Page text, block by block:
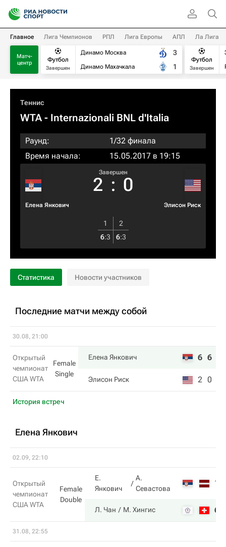
Главное Лига Чемпионов РПЛ Лига Европы АПЛ Ла Лига
Матч-
центр
Футбол
Завершен
Динамо Москва
Динамо Махачкала
3
1
Футбол
Завершен
Теннис
WTA- Internazionali BNL d'Italia
Раунд:
1/32 финала
Время начала:
15.05.2017 в 19:15
Елена Янкович
Завершен
2 : 0
Элисон Риск
1
2
6:3 6:3
Статистика Новости участников
Последние матчи между собой
30.08, 21:00
Открытый
чемпионат
США WTA
Female
Single
Елена Янкович 6 6
Элисон Риск 2 0
История встреч
Елена Янкович
02.09, 22:10
Открытый
чемпионат
США WTA
Female
Double
Е.
Янкович
А.
Севастова
1
Л. Чан М. Хингис 6
31.08, 22:55